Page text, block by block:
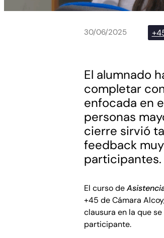
30/06/2025
El alumnado
completar
enfocada en
personas
cierre sirvió
feedback
participantes.
El curso de
+45 de Cámara
clausura en la que
participante.